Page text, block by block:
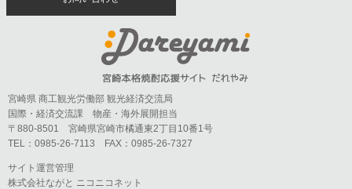
宮崎県 商工観光労働部 観光経済交流局
国際・経済交流課 物産・海外展開担当
〒880-8501 宮崎県宮崎市橘通東2丁目10番1号
TEL：0985-26-7113 FAX：0985-26-7327
サイト運営管理
株式会社ながと ニコニコネット